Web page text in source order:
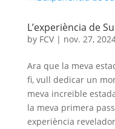
L’experiència de
by FCV| nov. 27,
Ara que la meva
fi, vull dedicar un
meva increïble
la meva primera
experiència